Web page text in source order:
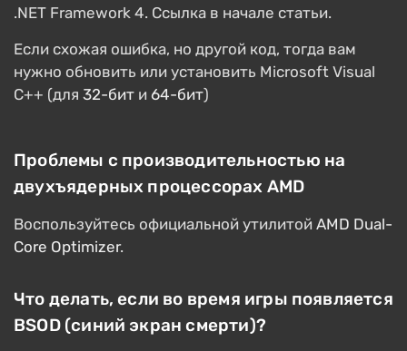
.NET Framework 4. Ссылка в начале статьи.
Если схожая ошибка, но другой код, тогда вам
нужно обновить или установить Microsoft Visual
C++ (для 32-бит и 64-бит)
Проблемы с производительностью на
двухъядерных процессорах AMD
Воспользуйтесь официальной утилитой AMD Dual-
Core Optimizer.
Что делать, если во время игры появляется
BSOD (синий экран смерти)?